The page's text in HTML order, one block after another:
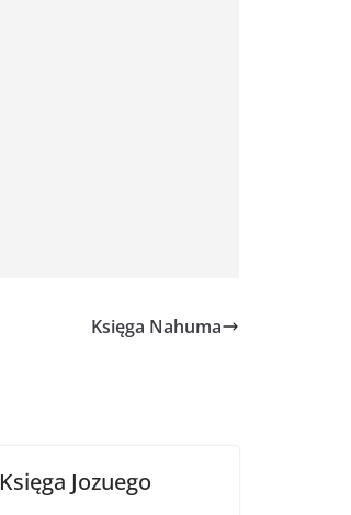
Księga Nahuma
Księga Jozuego